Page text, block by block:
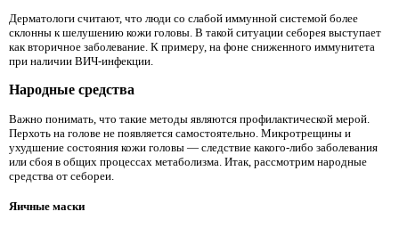
Дерматологи считают, что люди со слабой иммунной системой более
склонны к шелушению кожи головы. В такой ситуации себорея выступает
как вторичное заболевание. К примеру, на фоне сниженного иммунитета
при наличии ВИЧ-инфекции.
Народные средства
Важно понимать, что такие методы являются профилактической мерой.
Перхоть на голове не появляется самостоятельно. Микротрещины и
ухудшение состояния кожи головы — следствие какого-либо заболевания
или сбоя в общих процессах метаболизма. Итак, рассмотрим народные
средства от себореи.
Яичные маски